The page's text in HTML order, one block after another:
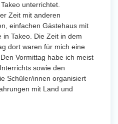
unterrichtet.
Zeit mit anderen
einfachen Gästehaus mit
in Takeo. Die Zeit in dem
dort waren für mich eine
Vormittag habe ich meist
sowie den
Schüler/innen organisiert
mit Land und